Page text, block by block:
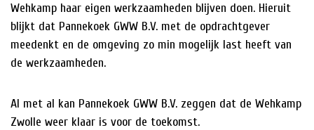
Wehkamp haar eigen werkzaamheden blijven doen. Hieruit
blijkt dat Pannekoek GWW B.V. met de opdrachtgever
meedenkt en de omgeving zo min mogelijk last heeft van
de werkzaamheden.
Al met al kan Pannekoek GWW B.V. zeggen dat de Wehkamp
Zwolle weer klaar is voor de toekomst.